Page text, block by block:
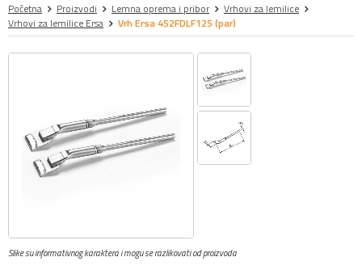
Početna Proizvodi Lemna oprema i pribor
Vrhovi za lemilice
Vrhovi za lemilice Ersa
Vrh Ersa 452FDLF125 (par)
Slike su informativnog karaktera i mogu se razlikovati od proizvoda